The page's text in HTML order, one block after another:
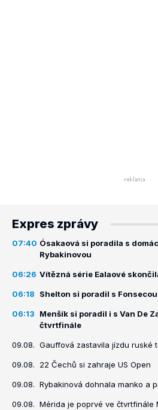
Expres zprávy
07:40 Ósakaová si poradila s
Rybakinovou
06:26 Vítězná série Ealaové
06:18 Shelton si poradil s
06:13
Menšík si poradil i s Van De
čtvrtfinále
09.08. Gauffová zastavila jízdu ruské
09.08. 22 Čechů si zahraje US Open
09.08. Rybakinová dohnala manko a
09.08. Mérida je poprvé ve čtvrtfinále